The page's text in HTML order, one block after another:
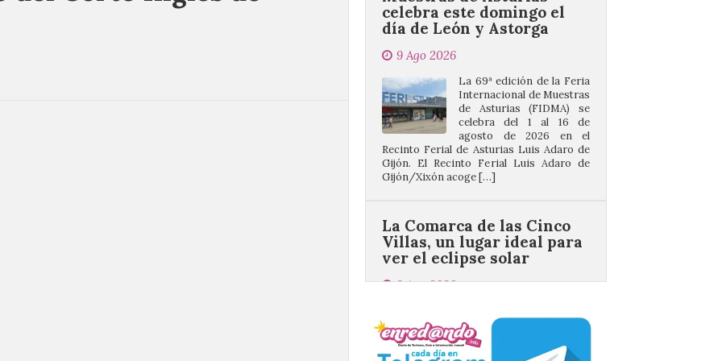
La 69ª edición de la Feria
Internacional de Muestras
agosto de 2026 en el
Recinto Ferial de Asturias Luis Adaro de
Gijón. El Recinto Ferial Luis Adaro de
Gijón/Xixón acoge […]
La Comarca de las Cinco
Villas, un lugar ideal para
9 Ago 2026
El próximo 12 de agosto
se producirá el fenómeno
natural excepcional que
pero hay que recordar que la observación
debe hacerse siguiendo las pautas de
seguridad recomendadas. La Comarca de